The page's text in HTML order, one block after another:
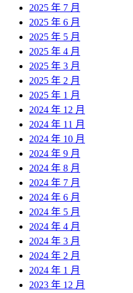
2025 年 7 月
2025 年 6 月
2025 年 5 月
2025 年 4 月
2025 年 3 月
2025 年 2 月
2025 年 1 月
2024 年 12 月
2024 年 11 月
2024 年 10 月
2024 年 9 月
2024 年 8 月
2024 年 7 月
2024 年 6 月
2024 年 5 月
2024 年 4 月
2024 年 3 月
2024 年 2 月
2024 年 1 月
2023 年 12 月